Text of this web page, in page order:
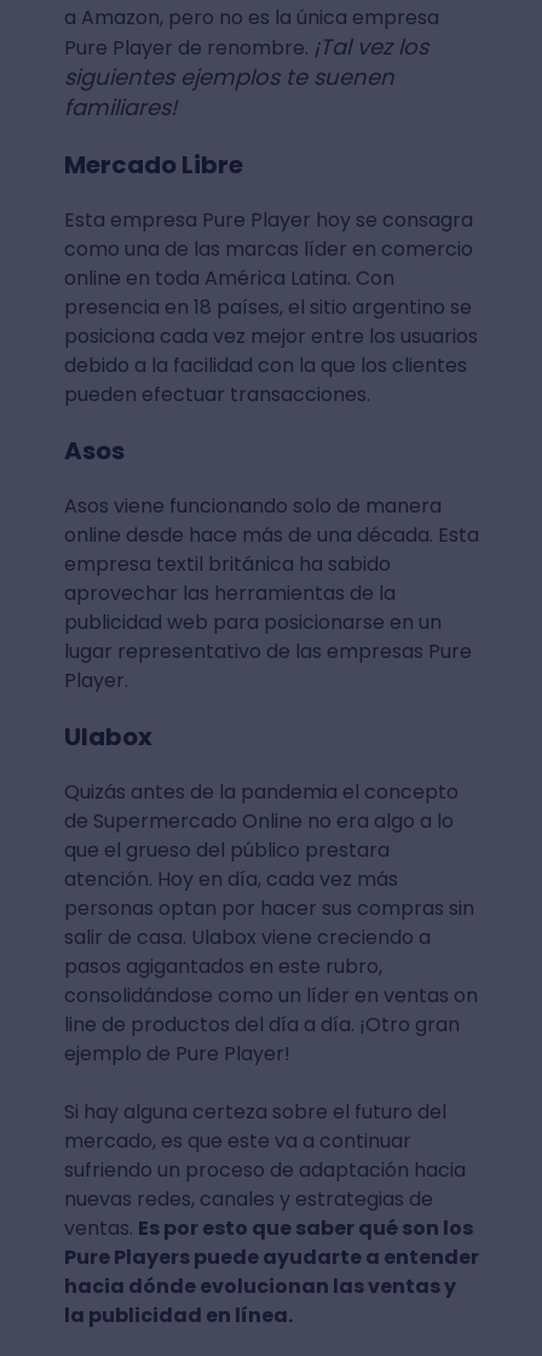
a Amazon, pero no es la única empresa
Pure Player de renombre. ¡Tal vez los
siguientes ejemplos te suenen
familiares!
Mercado Libre
Esta empresa Pure Player hoy se consagra
como una de las marcas líder en comercio
online en toda América Latina. Con
presencia en 18 países, el sitio argentino se
posiciona cada vez mejor entre los usuarios
debido a la facilidad con la que los clientes
pueden efectuar transacciones.
Asos
Asos viene funcionando solo de manera
online desde hace más de una década. Esta
empresa textil británica ha sabido
aprovechar las herramientas de la
publicidad web para posicionarse en un
lugar representativo de las empresas Pure
Player.
Ulabox
Quizás antes de la pandemia el concepto
de Supermercado Online no era algo a lo
que el grueso del público prestara
atención. Hoy en día, cada vez más
personas optan por hacer sus compras sin
salir de casa. Ulabox viene creciendo a
pasos agigantados en este rubro,
consolidándose como un líder en ventas on
line de productos del día a día. ¡Otro gran
ejemplo de Pure Player!
Si hay alguna certeza sobre el futuro del
mercado, es que este va a continuar
sufriendo un proceso de adaptación hacia
nuevas redes, canales y estrategias de
ventas. Es por esto que saber qué son los
Pure Players puede ayudarte a entender
hacia dónde evolucionan las ventas y
la publicidad en línea.